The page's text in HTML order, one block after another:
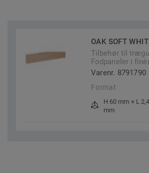
OAK SOFT
Tilbehør til
Fodpaneler i
Varenr. 8791790
Format
H 60 mm × L
mm